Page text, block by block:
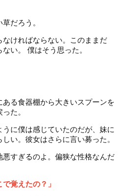
だろう。
なければならない。このままだ
い。 僕はそう思った。
る食器棚から大きいスプーンを
た。
に僕は感じていたのだが、妹に
い。彼女はさらに言い募った。
悪すぎるのよ。偏狭な性格なんだ
覚えたの？」